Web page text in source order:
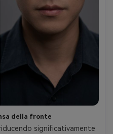
della fronte
significativamente